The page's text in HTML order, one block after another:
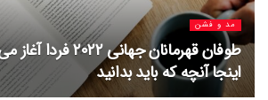
مد و فشن
طوفان قهرمانان جهانی ۲۰۲۲
اینجا آنچه که باید بدانید